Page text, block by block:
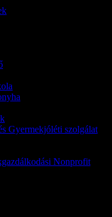
Gyermekjóléti szolgálat
Nonprofit